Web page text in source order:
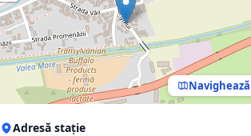
Navighează
Adresă stație